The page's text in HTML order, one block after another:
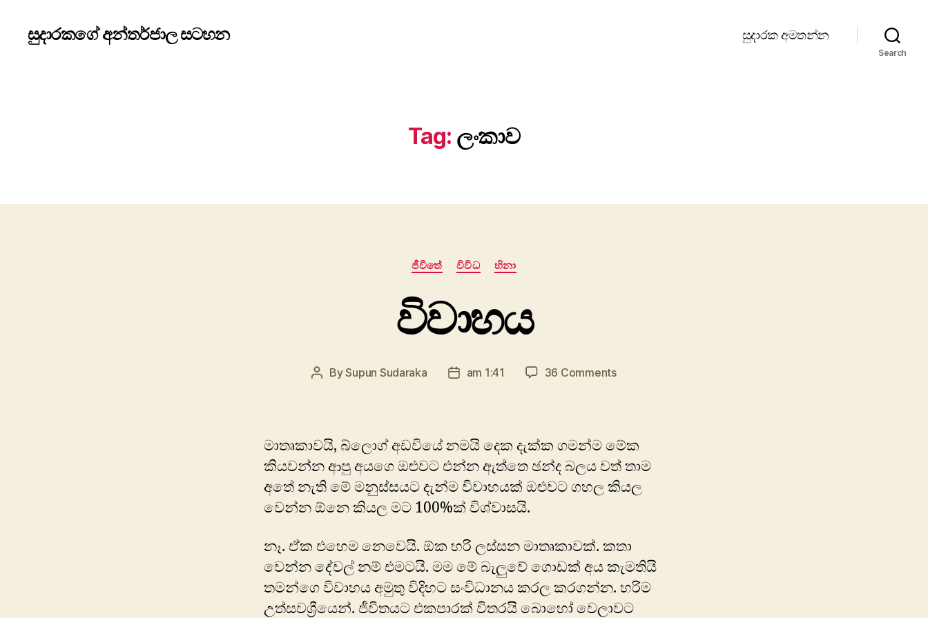
සුදාරකගේ අන්තර්ජාල සටහන සුදාරක අමතන්න
Search
Tag: ලංකාව
Categories
ජීවිතේ විවිධ හිනා
විවාහය
PostBySupun Sudaraka
Postam 1:41 36 Commentson
මාතෘකාවයි, බ්ලොග් අඩවියේ නමයි දෙක දැක්ක ගමන්ම මේක
කියවන්න ආපු අයගෙ ඔළුවට එන්න ඇත්තෙ ඡන්ද බලය වත් තාම
අතේ නැති මේ මනුස්සයට දැන්ම විවාහයක් ඔළුවට ගහල කියල
වෙන්න ඕනෙ කියල මට 100%ක් විශ්වාසයි.
නෑ. ඒක එහෙම නෙවෙයි. ඕක හරි ලස්සන මාතෘකාවක්. කතා
වෙන්න දේවල් නම් එමටයි. මම මේ බැලුවේ ගොඩක් අය කැමතියි
තමන්ගෙ විවාහය අමුතු විදිහට සංවිධානය කරල කරගන්න. හරිම
උත්සවශ්‍රීයෙන්. ජීවිතයට එකපාරක් විතරයි බොහෝ වෙලාවට